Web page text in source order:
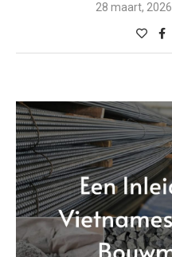
28 maart, 2026